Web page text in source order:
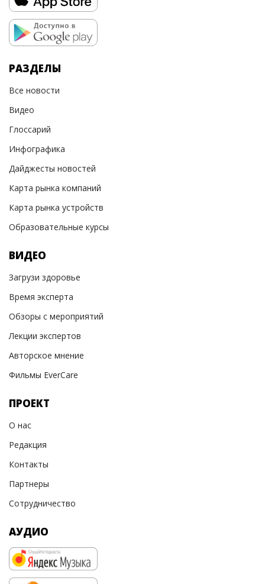
РАЗДЕЛЫ
Все новости
Видео
Глоссарий
Инфографика
Дайджесты новостей
Карта рынка компаний
Карта рынка устройств
Образовательные курсы
ВИДЕО
Загрузи здоровье
Время эксперта
Обзоры с мероприятий
Лекции экспертов
Авторское мнение
Фильмы EverCare
ПРОЕКТ
О нас
Редакция
Контакты
Партнеры
Сотрудничество
АУДИО